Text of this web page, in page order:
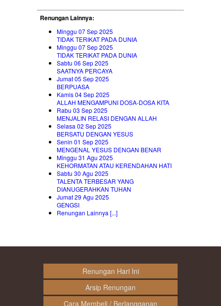
Renungan Lainnya:
Minggu 07 Sep 2025
TIDAK TERIKAT PADA DUNIA
Minggu 07 Sep 2025
TIDAK TERIKAT PADA DUNIA
Sabtu 06 Sep 2025
SAATNYA PERCAYA
Jumat 05 Sep 2025
BERPUASA
Kamis 04 Sep 2025
ALLAH MENGAMPUNI DOSA-DOSA KITA
Rabu 03 Sep 2025
MENJALIN RELASI DENGAN ALLAH
Selasa 02 Sep 2025
BERSATU DENGAN YESUS
Senin 01 Sep 2025
MENGENAL YESUS DENGAN BENAR
Minggu 31 Agu 2025
KEHORMATAN ATAU KERENDAHAN HATI
Sabtu 30 Agu 2025
TALENTA TERBESAR YANG
DIANUGERAHKAN TUHAN
Jumat 29 Agu 2025
GENGSI
Renungan Lainnya [...]
Renungan Hari Ini
Arsip Renungan
Cara Membeli / Berlangganan